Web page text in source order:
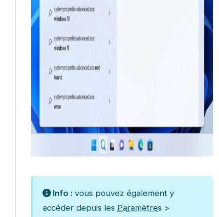
Info :vous pouvez également y
accéder depuis les Paramètres >